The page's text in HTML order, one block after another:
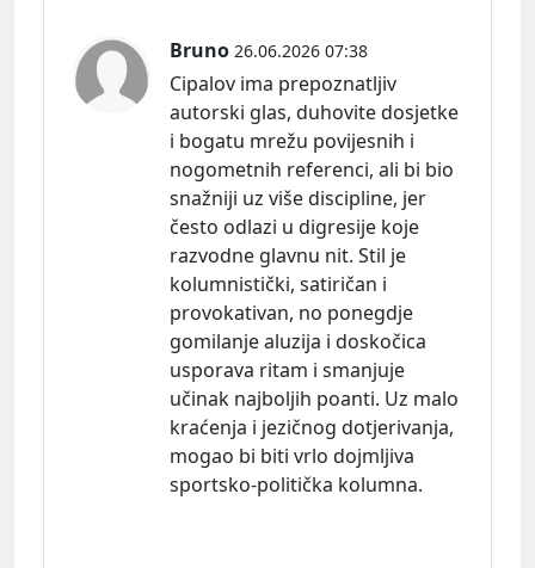
Bruno 26.06.2026 07:38
Cipalov ima prepoznatljiv
autorski glas, duhovite dosjetke
i bogatu mrežu povijesnih i
nogometnih referenci, ali bi bio
snažniji uz više discipline, jer
često odlazi u digresije koje
razvodne glavnu nit. Stil je
kolumnistički, satiričan i
provokativan, no ponegdje
gomilanje aluzija i doskočica
usporava ritam i smanjuje
učinak najboljih poanti. Uz malo
kraćenja i jezičnog dotjerivanja,
mogao bi biti vrlo dojmljiva
sportsko-politička kolumna.